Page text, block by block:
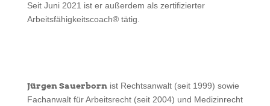
Seit Juni 2021 ist er außerdem als zertifizierter
Arbeitsfähigkeitscoach® tätig.
Jürgen Sauerbornist Rechtsanwalt (seit 1999) sowie
Fachanwalt für Arbeitsrecht (seit 2004) und Medizinrecht